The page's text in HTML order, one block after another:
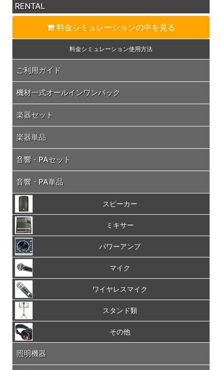
RENTAL
料金シミュレーションの中を見る
料金シミュレーション使用方法
ご利用ガイド
機材一式オールインワンパック
楽器セット
楽器単品
音響・PAセット
音響・PA単品
スピーカー
ミキサー
パワーアンプ
マイク
ワイヤレスマイク
スタンド類
その他
照明機器